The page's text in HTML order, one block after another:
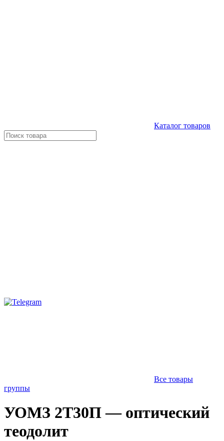
Каталог товаров
Все товары
группы
УОМЗ 2Т30П — оптический
теодолит